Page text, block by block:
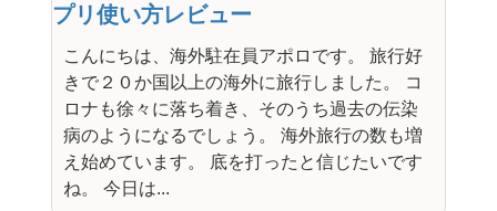
プリ使い方レビュー
こんにちは、海外駐在員アポロです。 旅行好
きで２０か国以上の海外に旅行しました。 コ
ロナも徐々に落ち着き、そのうち過去の伝染
病のようになるでしょう。 海外旅行の数も増
え始めています。 底を打ったと信じたいです
ね。 今日は...